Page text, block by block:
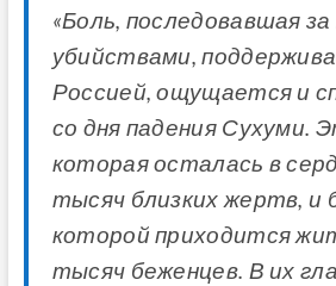
«Боль, последовавшая
убийствами,
Россией, ощущается и
со дня падения Сухуми.
которая осталась в
тысяч близких жертв, и
которой приходится
тысяч беженцев. В их